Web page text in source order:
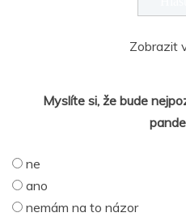
Zobrazit
Myslíte si, že bude
ne
ano
nemám na to názor